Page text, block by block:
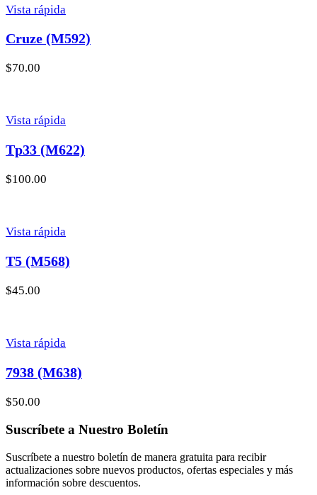
Vista rápida
Cruze (M592)
$70.00
Vista rápida
Tp33 (M622)
$100.00
Vista rápida
T5 (M568)
$45.00
Vista rápida
7938 (M638)
$50.00
Suscríbete a Nuestro Boletín
Suscríbete a nuestro boletín de manera gratuita para recibir
actualizaciones sobre nuevos productos, ofertas especiales y más
información sobre descuentos.